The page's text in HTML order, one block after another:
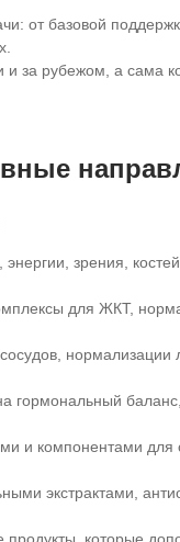
от базовой
и за рубежом, а сама
зрения,
для ЖКТ,
нормализации
гормональный
и компонентами для
экстрактами,
продукты, которые